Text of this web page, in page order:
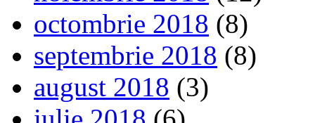
octombrie 2018 (8)
septembrie 2018 (8)
august 2018 (3)